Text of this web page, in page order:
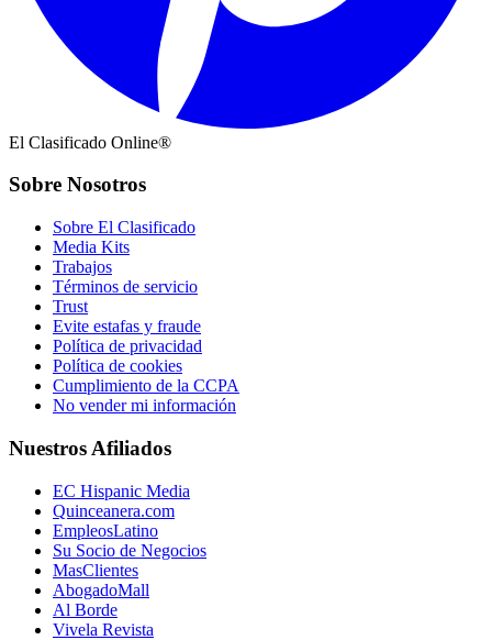
El Clasificado Online®
Sobre Nosotros
Sobre El Clasificado
Media Kits
Trabajos
Términos de servicio
Trust
Evite estafas y fraude
Política de privacidad
Política de cookies
Cumplimiento de la CCPA
No vender mi información
Nuestros Afiliados
EC Hispanic Media
Quinceanera.com
EmpleosLatino
Su Socio de Negocios
MasClientes
AbogadoMall
Al Borde
Vivela Revista